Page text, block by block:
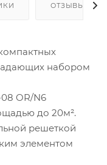
ОТЗЫВЫ
набором
OR/N6
до 20м².
решеткой
элементом